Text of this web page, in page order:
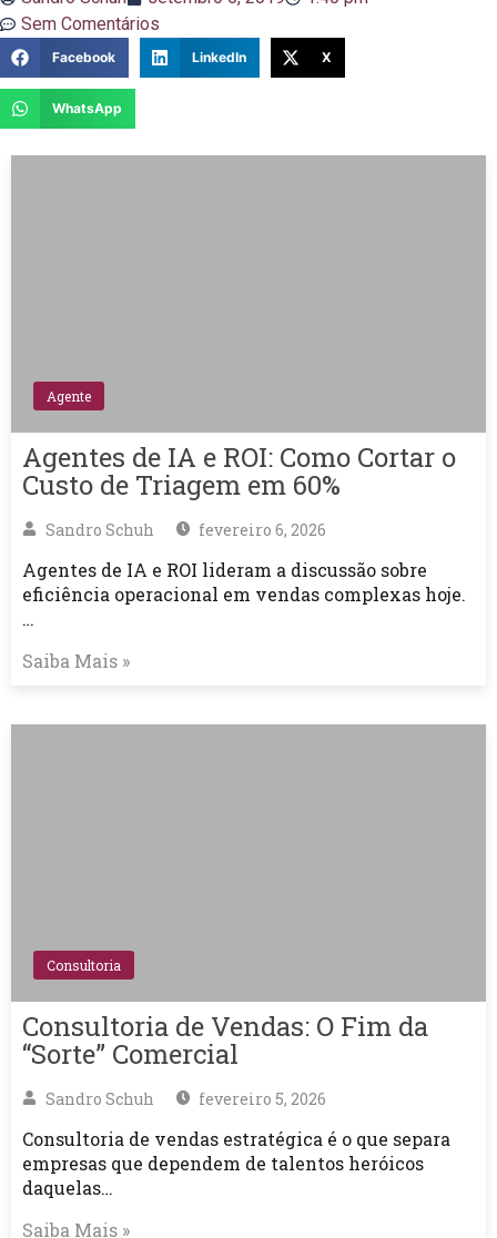
Sem Comentários
Facebook LinkedIn X
WhatsApp
Agente
Agentes de IA e ROI: Como Cortar o
Custo de Triagem em 60%
Sandro Schuh fevereiro 6, 2026
Agentes de IA e ROI lideram a discussão sobre
eficiência operacional em vendas complexas hoje.
…
Saiba Mais »
Consultoria
Consultoria de Vendas: O Fim da
“Sorte” Comercial
Sandro Schuh fevereiro 5, 2026
Consultoria de vendas estratégica é o que separa
empresas que dependem de talentos heróicos
daquelas…
Saiba Mais »